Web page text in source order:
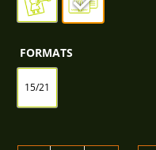
FORMATS
15/21